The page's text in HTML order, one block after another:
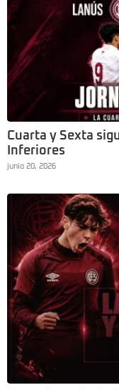
Cuarta y Sexta
Inferiores
junio 20, 2026